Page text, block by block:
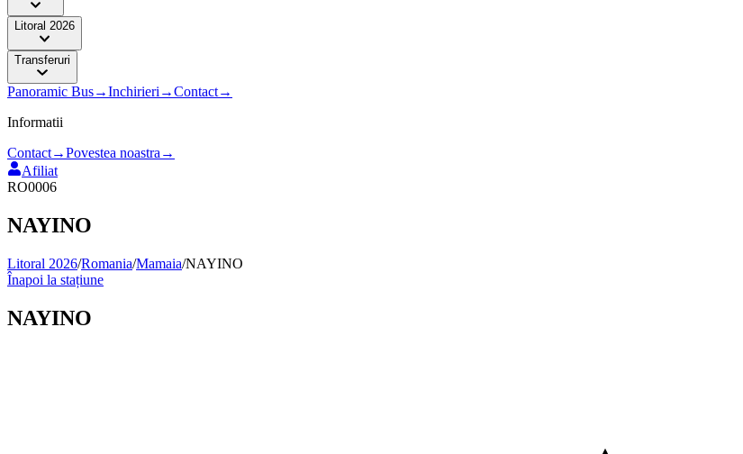
Litoral 2026
Transferuri
Panoramic Bus→Inchirieri →Contact→
Informatii
Contact→Povestea noastra →
Afiliat
RO0006
NAYINO
Litoral 2026/Romania/Mamaia/NAYINO
Înapoi la stațiune
NAYINO